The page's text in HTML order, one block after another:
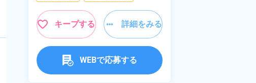
キープする 詳細をみる
WEBで応募する